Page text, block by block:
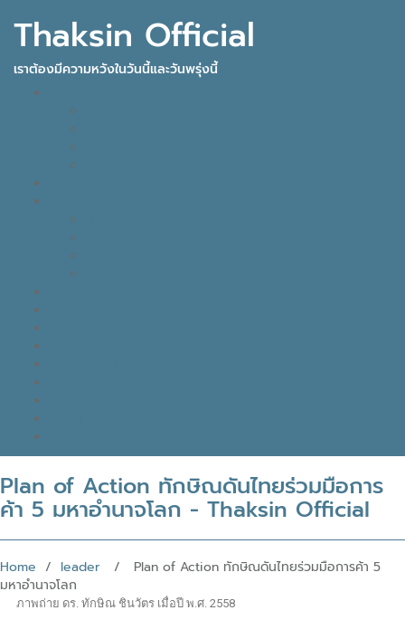
Thaksin Official
เราต้องมีความหวังในวันนี้และวันพรุ่งนี้
Plan of Action ทักษิณดันไทยร่วมมือการ
ค้า 5 มหาอำนาจโลก - Thaksin Official
Home / leader / Plan of Action ทักษิณดันไทยร่วมมือการค้า 5
มหาอำนาจโลก
ภาพถ่าย ดร. ทักษิณ ชินวัตร เมื่อปี พ.ศ. 2558